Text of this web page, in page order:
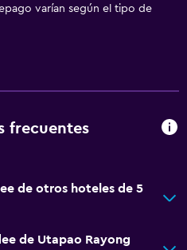
varían según el tipo de
frecuentes
de otros hoteles de 5
de Utapao Rayong